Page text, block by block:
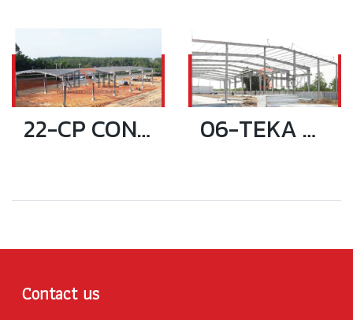
22-CP CONTACK 93 WAREHOUSE 06-TEKA WAREHOUSE
Contact us